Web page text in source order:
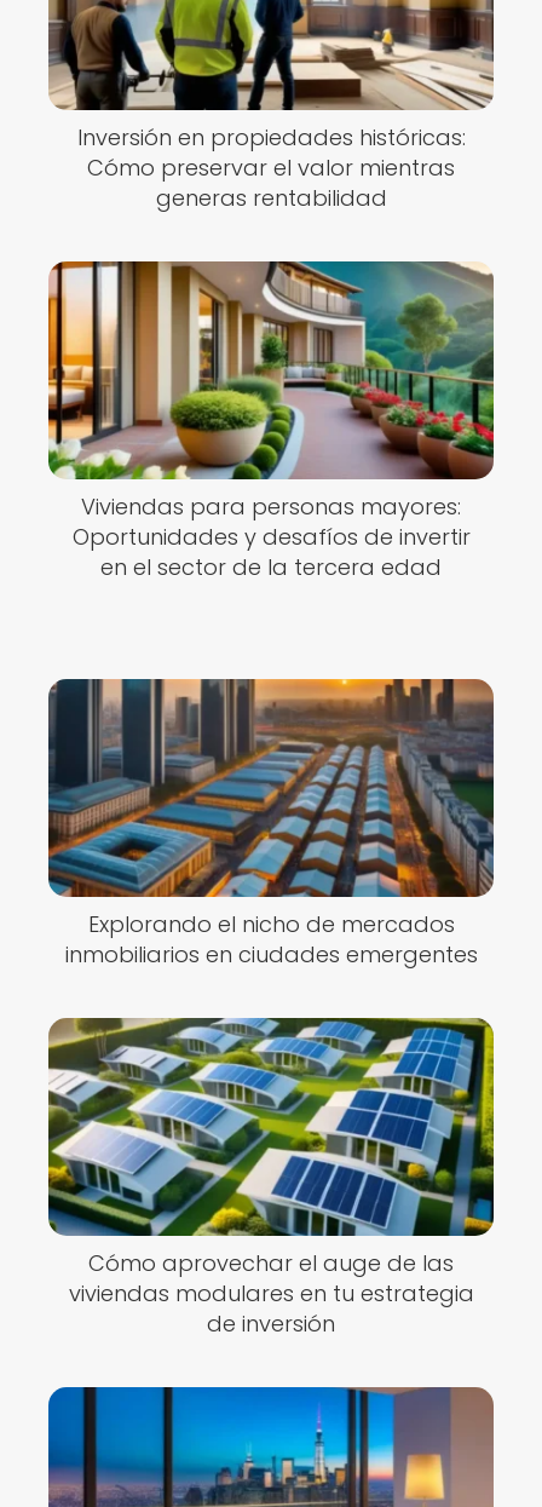
Inversión en propiedades históricas:
Cómo preservar el valor mientras
generas rentabilidad
Viviendas para personas mayores:
Oportunidades y desafíos de invertir
en el sector de la tercera edad
Explorando el nicho de mercados
inmobiliarios en ciudades emergentes
Cómo aprovechar el auge de las
viviendas modulares en tu estrategia
de inversión